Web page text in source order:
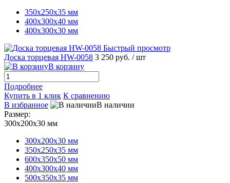
350х250х35 мм
400х300х40 мм
400х300х30 мм
Быстрый просмотр
Доска торцевая HW-0058 3 250 руб. / шт
В корзину
Подробнее
Купить в 1 клик К сравнению
В избранное
В наличии
Размер:
300х200х30 мм
300х200х30 мм
350х250х35 мм
600х350х50 мм
400х300х40 мм
500х350х35 мм